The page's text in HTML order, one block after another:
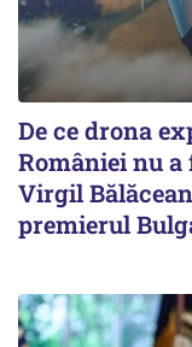
De ce drona
României nu a
Virgil
premierul